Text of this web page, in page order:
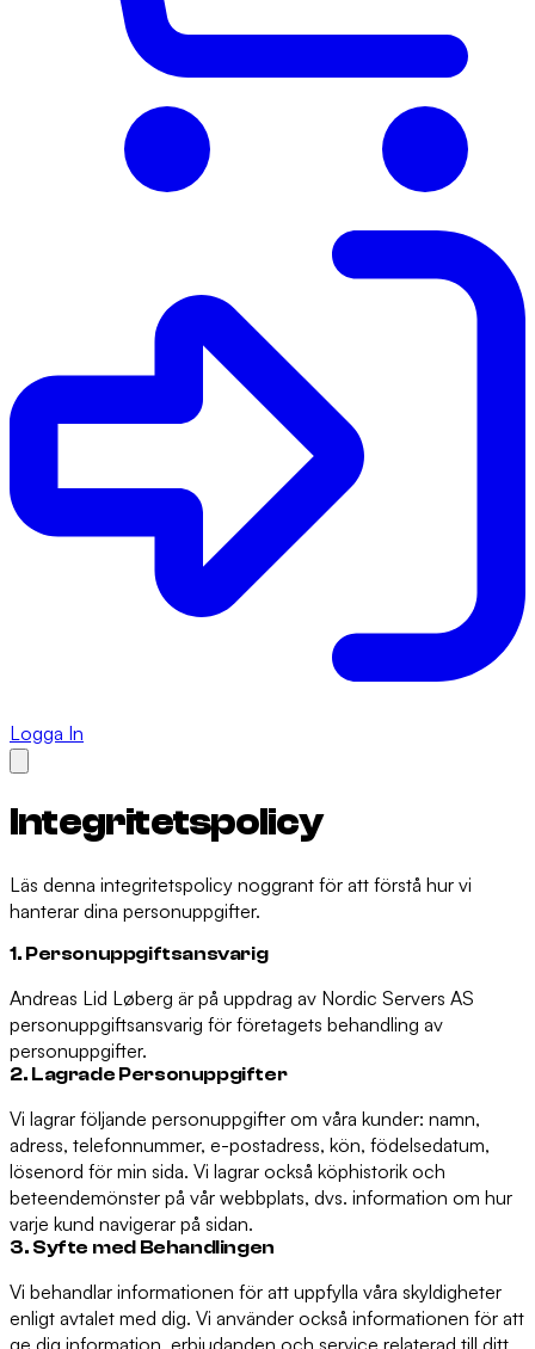
Logga In
Integritetspolicy
Läs denna integritetspolicy noggrant för att förstå hur vi
hanterar dina personuppgifter.
1. Personuppgiftsansvarig
Andreas Lid Løberg är på uppdrag av Nordic Servers AS
personuppgiftsansvarig för företagets behandling av
personuppgifter.
2. Lagrade Personuppgifter
Vi lagrar följande personuppgifter om våra kunder: namn,
adress, telefonnummer, e-postadress, kön, födelsedatum,
lösenord för min sida. Vi lagrar också köphistorik och
beteendemönster på vår webbplats, dvs. information om hur
varje kund navigerar på sidan.
3. Syfte med Behandlingen
Vi behandlar informationen för att uppfylla våra skyldigheter
enligt avtalet med dig. Vi använder också informationen för att